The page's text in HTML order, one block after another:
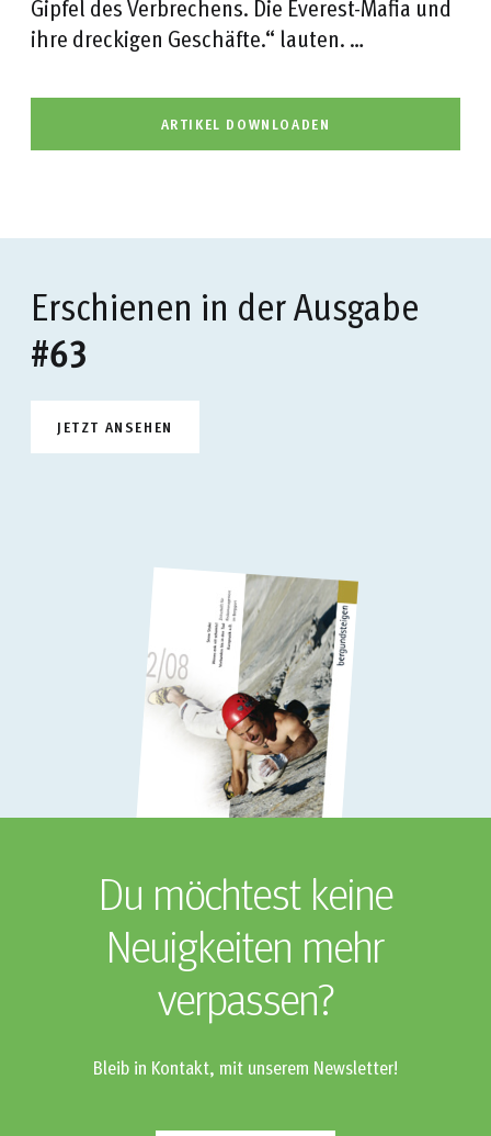
ihre dreckigen Geschäfte.“ lauten. …
ARTIKEL DOWNLOADEN
Erschienen in der Ausgabe
#63
JETZT ANSEHEN
Du möchtest keine
Neuigkeiten mehr
verpassen?
Bleib in Kontakt, mit unserem Newsletter!